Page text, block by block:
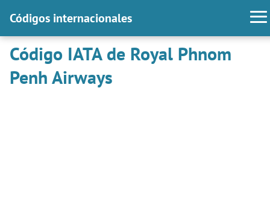
Códigos internacionales
Código IATA de Royal Phnom
Penh Airways